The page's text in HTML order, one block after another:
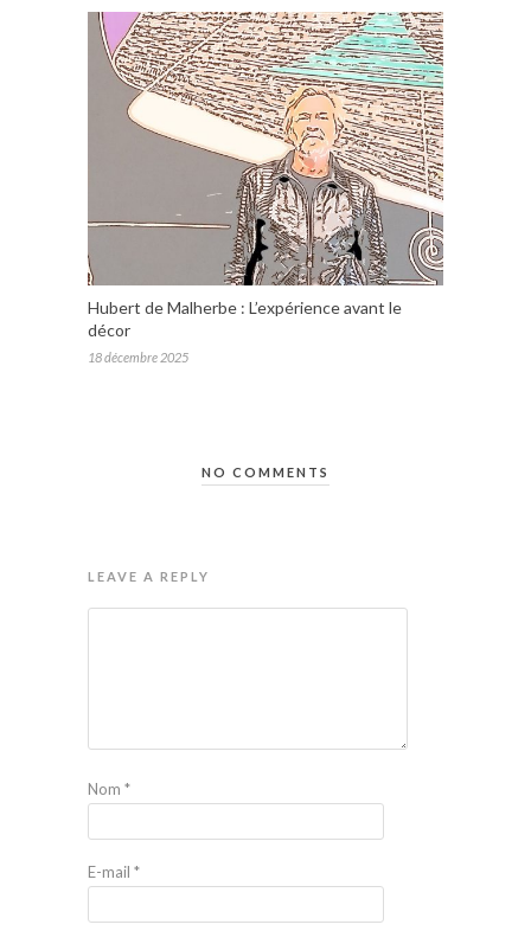
Hubert de Malherbe : L’expérience avant le
décor
18 décembre 2025
NO COMMENTS
LEAVE A REPLY
Nom *
E-mail *